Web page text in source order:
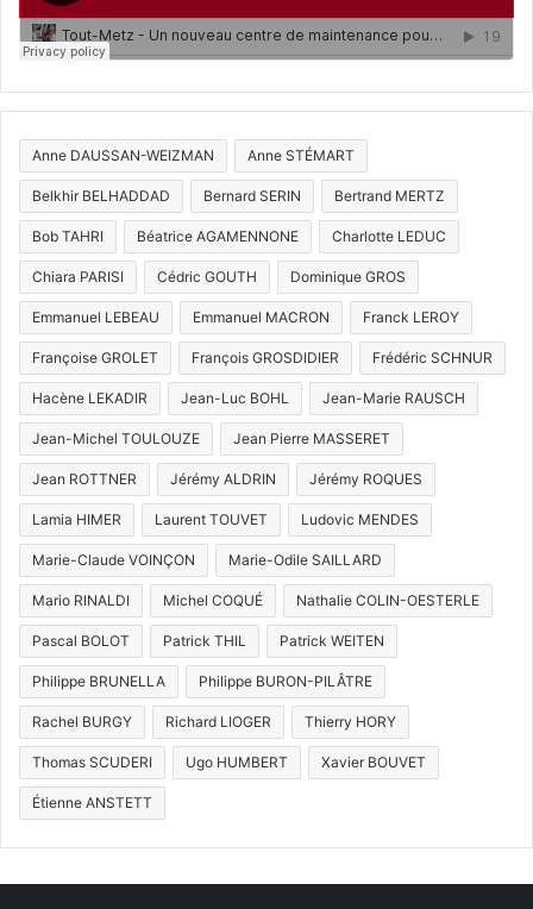
Anne DAUSSAN-WEIZMAN Anne STÉMART
Belkhir BELHADDAD Bernard SERIN Bertrand MERTZ
Bob TAHRI Béatrice AGAMENNONE Charlotte LEDUC
Chiara PARISI Cédric GOUTH Dominique GROS
Emmanuel LEBEAU Emmanuel MACRON Franck LEROY
Françoise GROLET François GROSDIDIER Frédéric SCHNUR
Hacène LEKADIR Jean-Luc BOHL Jean-Marie RAUSCH
Jean-Michel TOULOUZE Jean Pierre MASSERET
Jean ROTTNER Jérémy ALDRIN Jérémy ROQUES
Lamia HIMER Laurent TOUVET Ludovic MENDES
Marie-Claude VOINÇON Marie-Odile SAILLARD
Mario RINALDI Michel COQUÉ Nathalie COLIN-OESTERLE
Pascal BOLOT Patrick THIL Patrick WEITEN
Philippe BRUNELLA Philippe BURON-PILÂTRE
Rachel BURGY Richard LIOGER Thierry HORY
Thomas SCUDERI Ugo HUMBERT Xavier BOUVET
Étienne ANSTETT